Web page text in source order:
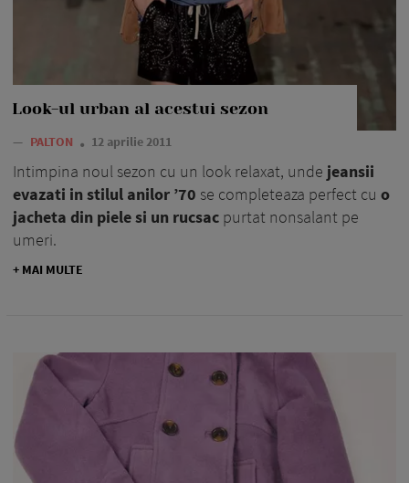
Look-ul urban al acestui sezon
— PALTON 12 aprilie 2011
Intimpina noul sezon cu un look relaxat, unde jeansii
evazati in stilul anilor ’70 se completeaza perfect cu o
jacheta din piele si un rucsac purtat nonsalant pe
umeri.
+ MAI MULTE